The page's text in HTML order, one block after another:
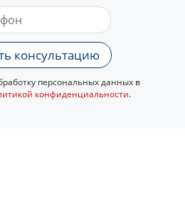
консультацию
персональных данных в
конфиденциальности.